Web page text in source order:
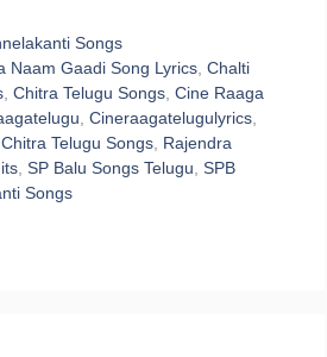
Songs
Naam Gaadi Song Lyrics ,Chalti
Chitra Telugu Songs Cine Raaga
Cineraagatelugulyrics
Telugu Songs Rajendra
SP Balu Songs Telugu SPB
Songs